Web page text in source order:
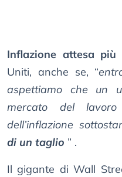
Inflazione attesa più
Uniti, anche se, “
aspettiamo che un
mercato del
dell’inflazione
di un taglio ” .
Il gigante di Wall